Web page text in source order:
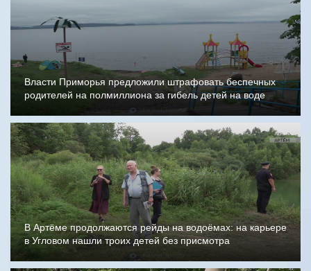
Власти Приморья предложили штрафовать беспечных
родителей на полмиллиона за гибель детей на воде
В Артёме продолжаются рейды на водоёмах: на карьере
в Угловом нашли троих детей без присмотра